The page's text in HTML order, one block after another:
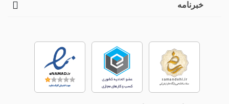
خبرنامه